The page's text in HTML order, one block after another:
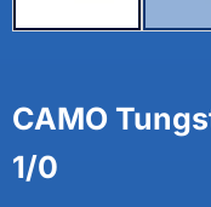
CAMO
1/0